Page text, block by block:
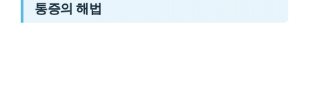
통증의 해법